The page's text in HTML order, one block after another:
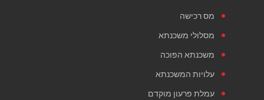
מס רכישה
מסלולי משכנתא
משכנתא הפוכה
עלויות המשכנתא
עמלת פרעון מוקדם